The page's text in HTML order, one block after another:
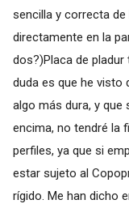
sencilla y correcta
directamente en la
dos?)Placa de
duda es que he visto
algo más dura, y
encima, no tendré la
perfiles, ya que si
estar sujeto al
rígido. Me han dicho